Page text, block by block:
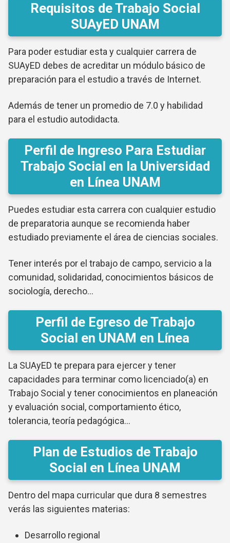
Requisitos de Trabajo Social
SUAyED UNAM
Para poder estudiar esta y cualquier carrera de
SUAyED debes de acreditar un módulo básico de
preparación para el estudio a través de Internet.
Además de tener un promedio de 7.0 y habilidad
para el estudio autodidacta.
Perfil de Ingreso Para Estudiar
Trabajo Social en la Universidad
en Línea UNAM
Puedes estudiar esta carrera con cualquier estudio
de preparatoria aunque se recomienda haber
estudiado previamente el área de ciencias sociales.
Tener interés por el trabajo de campo, servicio a la
comunidad, solidaridad, conocimientos básicos de
sociología, derecho…
Perfil de Egreso de Trabajo
Social en UNAM en Línea
La SUAyED te prepara para ejercer y tener
capacidades para terminar como licenciado(a) en
Trabajo Social y tener conocimientos en planeación
y evaluación social, comportamiento ético,
tolerancia, teoría pedagógica…
Plan de Estudios de Trabajo
Social en Línea UNAM
Dentro del mapa curricular que dura 8 semestres
verás las siguientes materias:
Desarrollo regional